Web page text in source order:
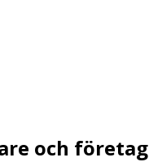
och företag